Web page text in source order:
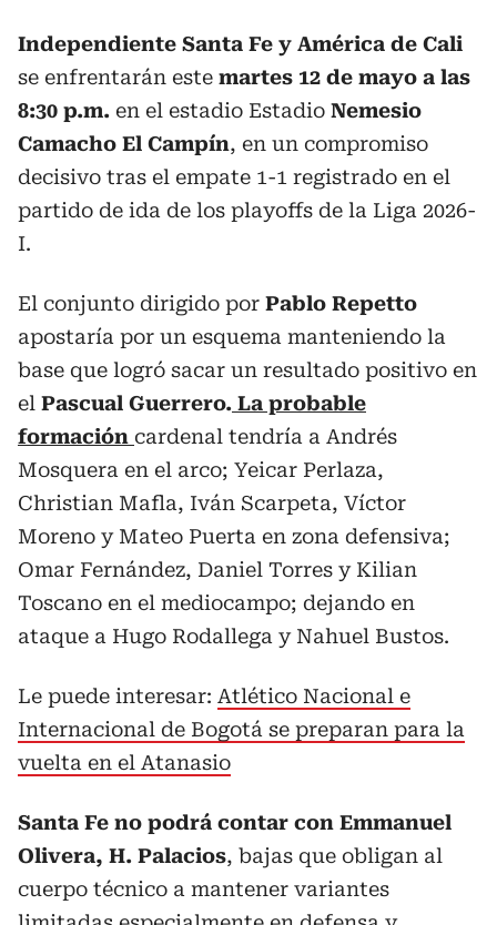
Independiente Santa Fe y América de Cali
se enfrentarán este martes 12 de mayo a las
8:30 p.m. en el estadio Estadio Nemesio
Camacho El Campín, en un compromiso
decisivo tras el empate 1-1 registrado en el
partido de ida de los playoffs de la Liga 2026-
I.
El conjunto dirigido por Pablo Repetto
apostaría por un esquema manteniendo la
base que logró sacar un resultado positivo en
el Pascual Guerrero. La probable
formación cardenal tendría a Andrés
Mosquera en el arco; Yeicar Perlaza,
Christian Mafla, Iván Scarpeta, Víctor
Moreno y Mateo Puerta en zona defensiva;
Omar Fernández, Daniel Torres y Kilian
Toscano en el mediocampo; dejando en
ataque a Hugo Rodallega y Nahuel Bustos.
Le puede interesar: Atlético Nacional e
Internacional de Bogotá se preparan para la
vuelta en el Atanasio
Santa Fe no podrá contar con Emmanuel
Olivera, H. Palacios, bajas que obligan al
cuerpo técnico a mantener variantes